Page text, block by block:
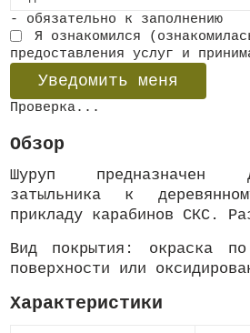
- обязательно к заполнению
Я ознакомился
предоставления услуг и
Проверка...
Обзор
Шуруп предназначен
затыльника к
прикладу карабинов СКС.
Вид покрытия: окраска по
поверхности или
Характеристики